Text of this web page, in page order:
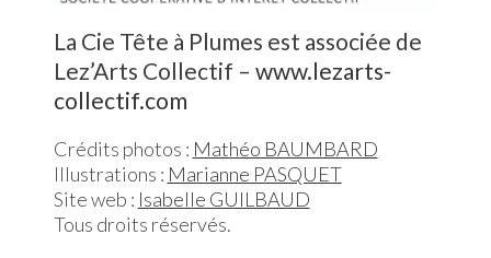
La Cie Tête à Plumes est associée de
Lez’Arts Collectif – www.lezarts-
collectif.com
Crédits photos : Mathéo BAUMBARD
Illustrations : Marianne PASQUET
Site web : Isabelle GUILBAUD
Tous droits réservés.